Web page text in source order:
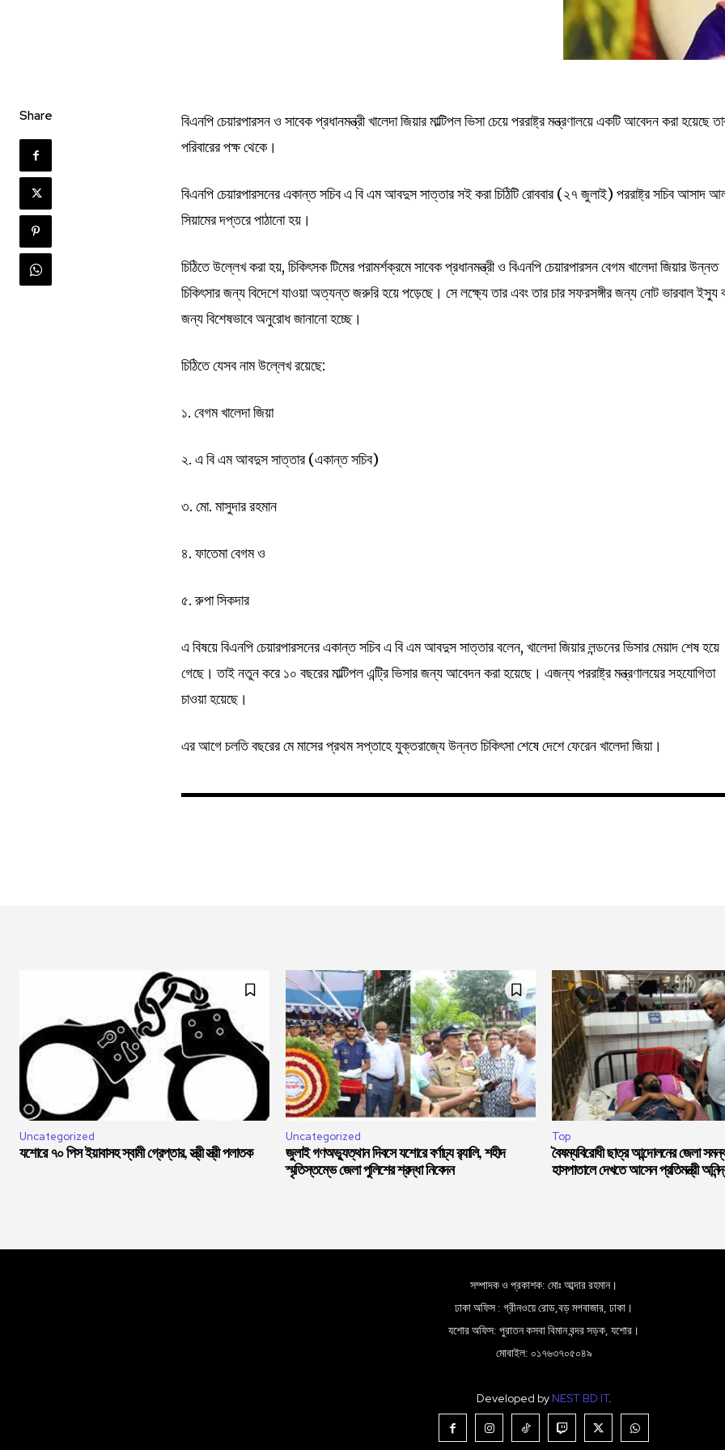
Share
বিএনপি চেয়ারপারসন ও সাবেক প্রধানমন্ত্রী খালেদা জিয়ার মাল্টিপল ভিসা চেয়ে পররাষ্ট্র মন্ত্রণালয়ে একটি আবেদন করা হয়েছে
পরিবারের পক্ষ থেকে।
বিএনপি চেয়ারপারসনের একান্ত সচিব এ বি এম আবদুস সাত্তার সই করা চিঠিটি রোববার (২৭ জুলাই) পররাষ্ট্র সচিব আসাদ
সিয়ামের দপ্তরে পাঠানো হয়।
চিঠিতে উল্লেখ করা হয়, চিকিৎসক টিমের পরামর্শক্রমে সাবেক প্রধানমন্ত্রী ও বিএনপি চেয়ারপারসন বেগম খালেদা জিয়ার উন্নত
চিকিৎসার জন্য বিদেশে যাওয়া অত্যন্ত জরুরি হয়ে পড়েছে। সে লক্ষ্যে তার এবং তার চার সফরসঙ্গীর জন্য নোট ভারবাল ইস্যু
জন্য বিশেষভাবে অনুরোধ জানানো হচ্ছে।
চিঠিতে যেসব নাম উল্লেখ রয়েছে:
১. বেগম খালেদা জিয়া
২. এ বি এম আবদুস সাত্তার (একান্ত সচিব)
৩. মো. মাসুদার রহমান
৪. ফাতেমা বেগম ও
৫. রুপা সিকদার
এ বিষয়ে বিএনপি চেয়ারপারসনের একান্ত সচিব এ বি এম আবদুস সাত্তার বলেন, খালেদা জিয়ার লন্ডনের ভিসার মেয়াদ শেষ হয়ে
গেছে। তাই নতুন করে ১০ বছরের মাল্টিপল এন্ট্রি ভিসার জন্য আবেদন করা হয়েছে। এজন্য পররাষ্ট্র মন্ত্রণালয়ের সহযোগিতা
চাওয়া হয়েছে।
এর আগে চলতি বছরের মে মাসের প্রথম সপ্তাহে যুক্তরাজ্যে উন্নত চিকিৎসা শেষে দেশে ফেরেন খালেদা জিয়া।
Uncategorized
যশোরে ৭০ পিস ইয়াবাসহ স্বামী গ্রেপ্তার, স্ত্রী স্ত্রী পলাতক
Uncategorized
জুলাই গণঅভ্যুত্থান দিবসে যশোরে বর্ণাঢ্য র‍্যালি, শহীদ
স্মৃতিস্তম্ভে জেলা পুলিশের শ্রদ্ধা নিবেদন
Top
বৈষম্যবিরোধী ছাত্র আন্দোলনের জেলা
হাসপাতালে দেখতে আসেন প্রতিমন্ত্রী
সম্পাদক ও প্রকাশক: মোঃ আব্দার রহমান।
ঢাকা অফিস : গ্রীনওয়ে রোড,বড় মগবাজার, ঢাকা।
যশোর অফিস: পুরাতন কসবা বিমান বন্দর সড়ক, যশোর।
মোবাইল: ০১৭৬৩৭০৫০৪৯
Developed by NEST BD IT.